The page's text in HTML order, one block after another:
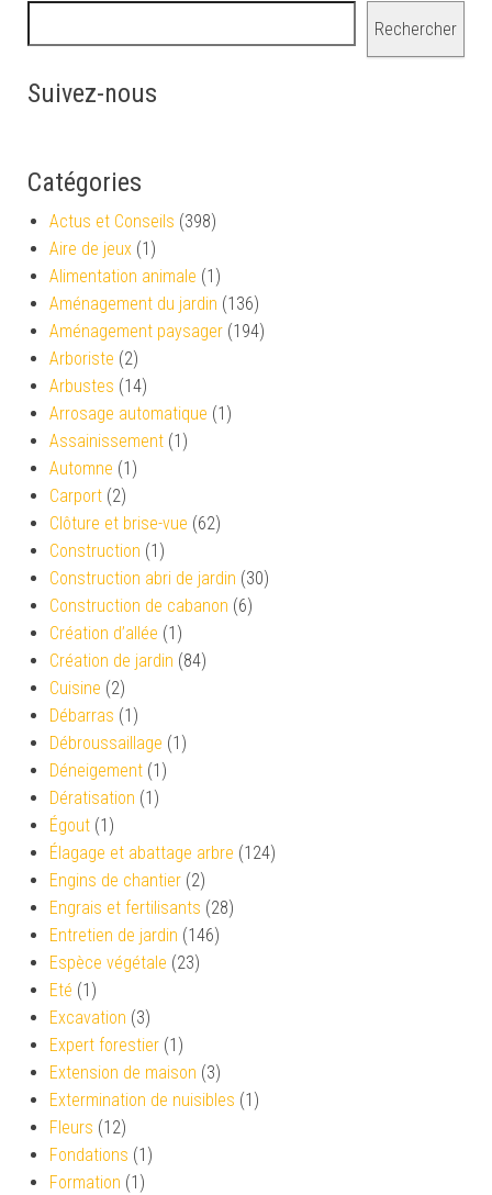
Rechercher
Suivez-nous
Catégories
Actus et Conseils (398)
Aire de jeux (1)
Alimentation animale (1)
Aménagement du jardin (136)
Aménagement paysager (194)
Arboriste (2)
Arbustes (14)
Arrosage automatique (1)
Assainissement (1)
Automne (1)
Carport (2)
Clôture et brise-vue (62)
Construction (1)
Construction abri de jardin (30)
Construction de cabanon (6)
Création d’allée (1)
Création de jardin (84)
Cuisine (2)
Débarras (1)
Débroussaillage (1)
Déneigement (1)
Dératisation (1)
Égout (1)
Élagage et abattage arbre (124)
Engins de chantier (2)
Engrais et fertilisants (28)
Entretien de jardin (146)
Espèce végétale (23)
Eté (1)
Excavation (3)
Expert forestier (1)
Extension de maison (3)
Extermination de nuisibles (1)
Fleurs (12)
Fondations (1)
Formation (1)